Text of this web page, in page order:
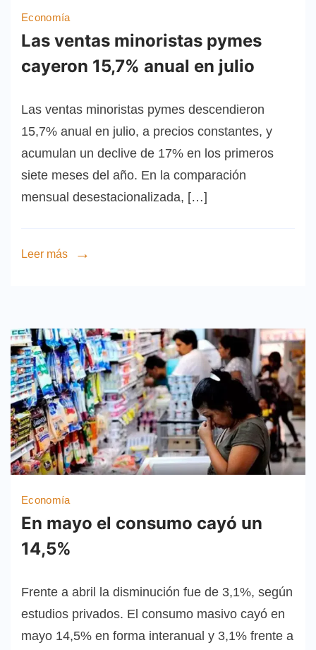
Economía
Las ventas minoristas pymes
cayeron 15,7% anual en julio
Las ventas minoristas pymes descendieron
15,7% anual en julio, a precios constantes, y
acumulan un declive de 17% en los primeros
siete meses del año. En la comparación
mensual desestacionalizada, […]
Leer más
Economía
En mayo el consumo cayó un
14,5%
Frente a abril la disminución fue de 3,1%, según
estudios privados. El consumo masivo cayó en
mayo 14,5% en forma interanual y 3,1% frente a